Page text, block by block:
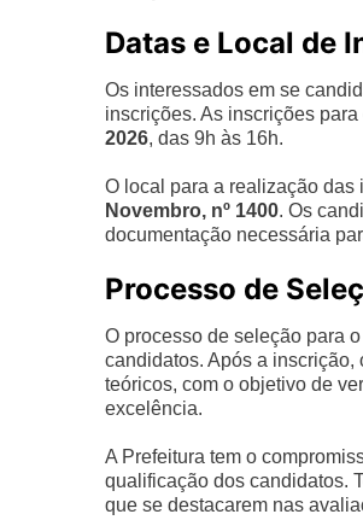
Datas e Local de
Os interessados em se
inscrições. As inscrições
2026, das 9h às 16h.
O local para a realização das
Novembro, nº 1400. Os
documentação necessária
Processo de
O processo de seleção para
candidatos. Após a
teóricos, com o objetivo de
excelência.
A Prefeitura tem o
qualificação dos candidatos.
que se destacarem nas